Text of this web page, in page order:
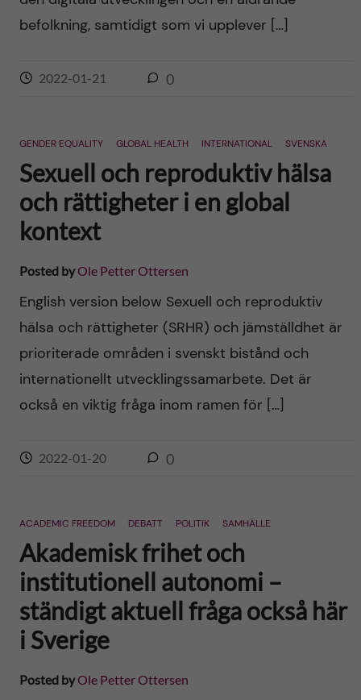
befolkning, samtidigt som vi upplever […]
2022-01-21 0
GENDER EQUALITY GLOBAL HEALTH INTERNATIONAL SVENSKA
Sexuell och reproduktiv hälsa
och rättigheter i en global
kontext
Posted byOle Petter Ottersen
English version below Sexuell och reproduktiv
hälsa och rättigheter (SRHR) och jämställdhet är
prioriterade områden i svenskt bistånd och
internationellt utvecklingssamarbete. Det är
också en viktig fråga inom ramen för […]
2022-01-20 0
ACADEMIC FREEDOM DEBATT POLITIK SAMHÄLLE
Akademisk frihet och
institutionell autonomi –
ständigt aktuell fråga också här
i Sverige
Posted byOle Petter Ottersen